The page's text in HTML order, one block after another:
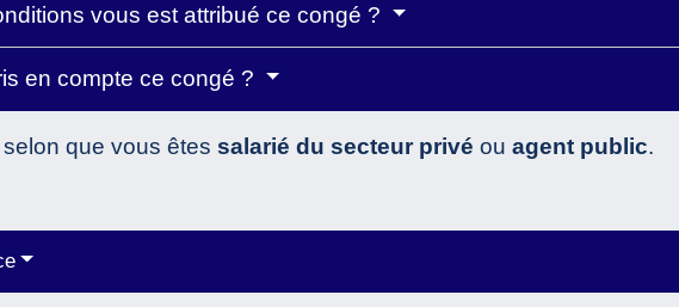
vous est attribué ce congé ?
en compte ce congé ?
selon que vous êtes salarié du secteur privé ou agent public.